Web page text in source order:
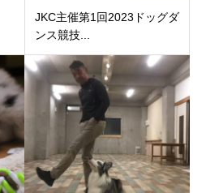
JKC主催第1回2023ドッグダ
ンス競技...